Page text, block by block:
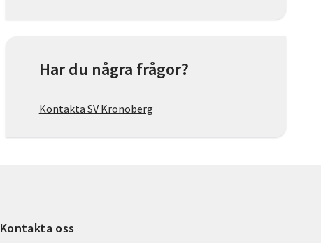
Har du några frågor?
Kontakta SV Kronoberg
Kontakta oss